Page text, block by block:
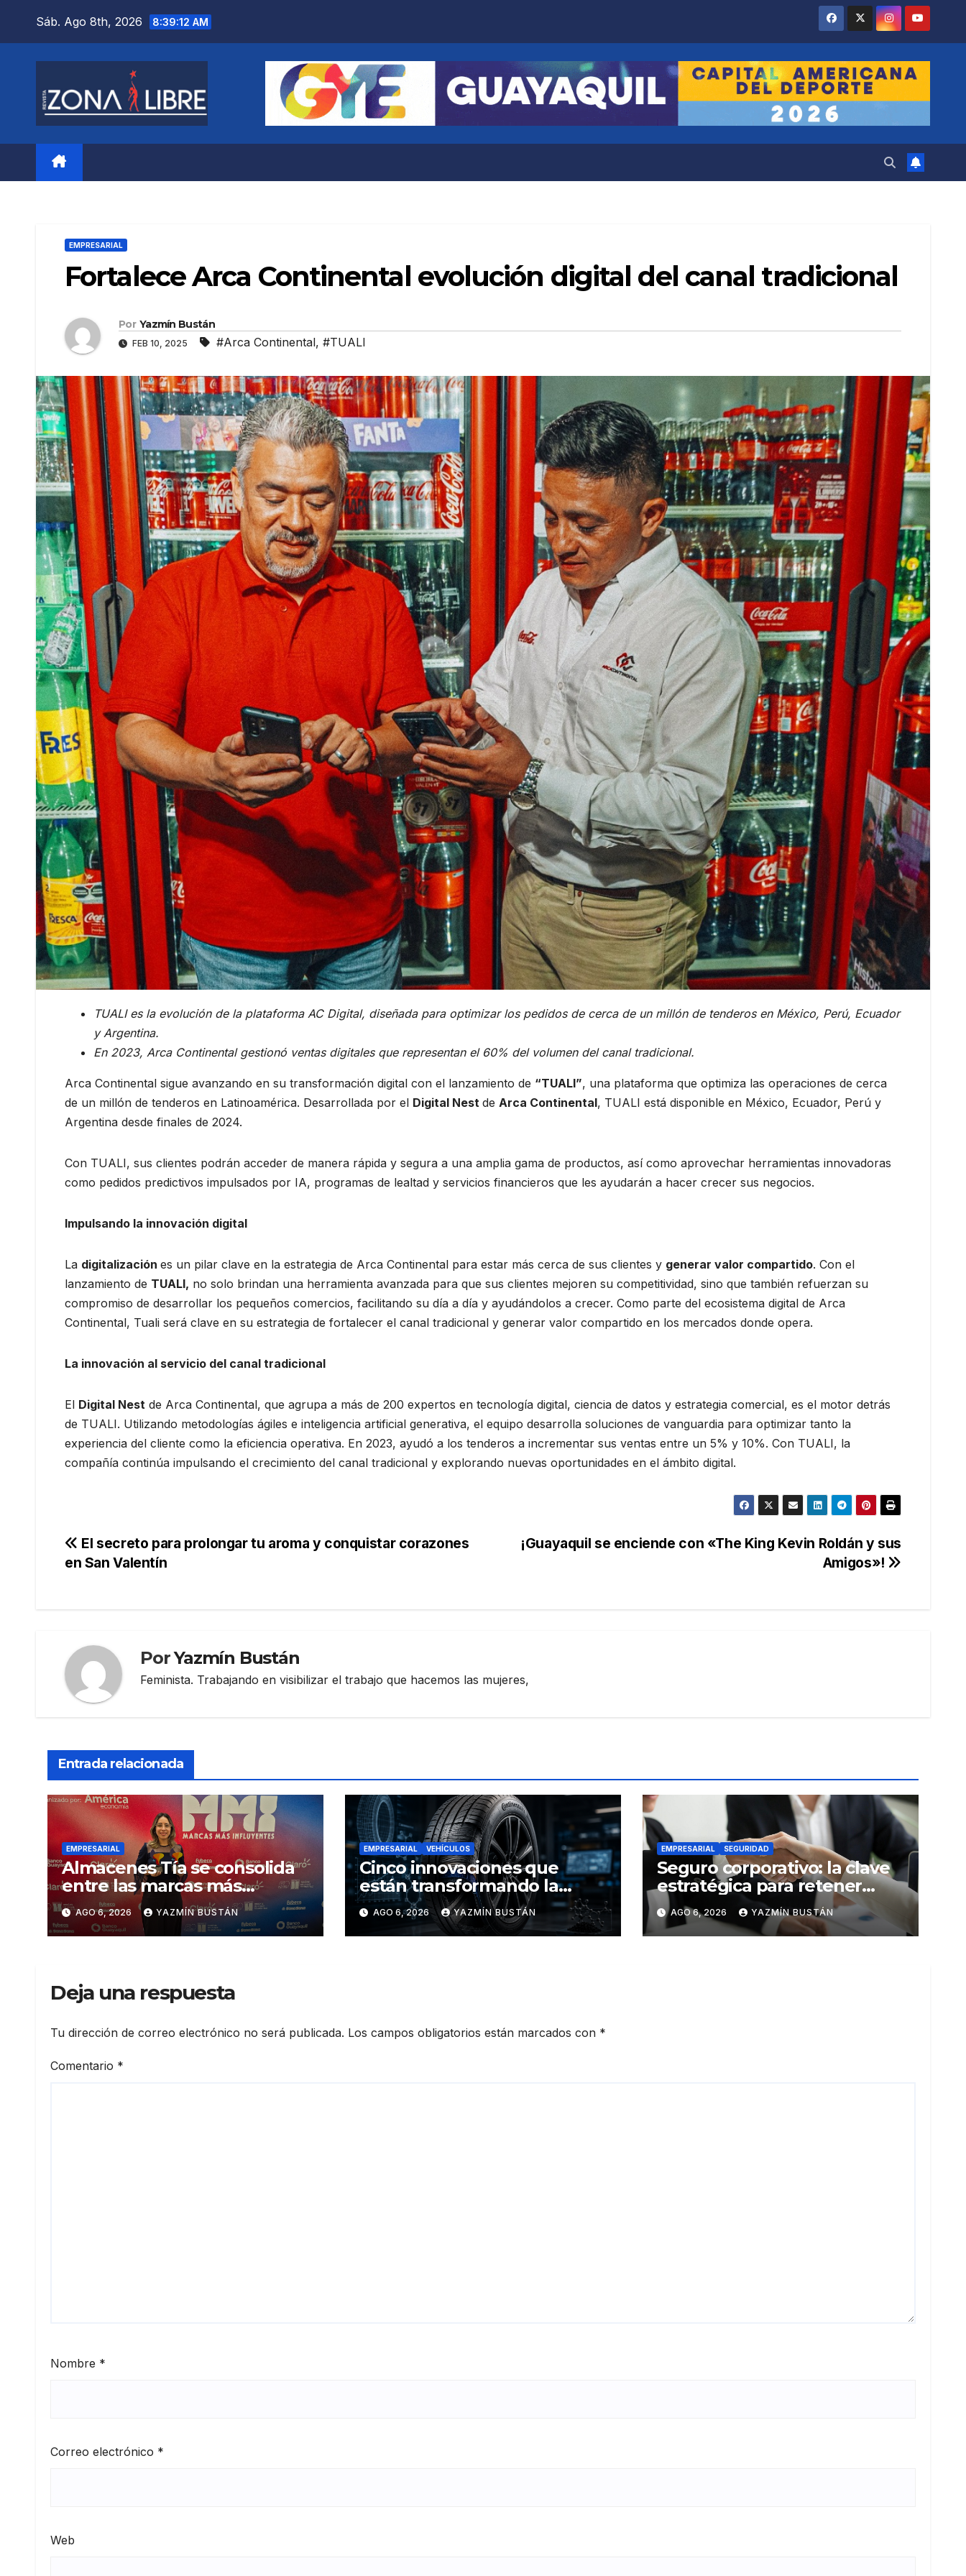
Sáb. Ago 8th, 2026 8:39:14 AM
EMPRESARIAL
Fortalece Arca Continental evolución digital del canal tradicional
Por Yazmín Bustán
FEB 10, 2025 #Arca Continental, #TUALI
TUALI es la evolución de la plataforma AC Digital, diseñada para optimizar los pedidos de cerca de un millón de tenderos en México, Perú, Ecuador
y Argentina.
En 2023, Arca Continental gestionó ventas digitales que representan el 60% del volumen del canal tradicional.
Arca Continental sigue avanzando en su transformación digital con el lanzamiento de “TUALI”, una plataforma que optimiza las operaciones de cerca
de un millón de tenderos en Latinoamérica. Desarrollada por el Digital Nest de Arca Continental, TUALI está disponible en México, Ecuador, Perú y
Argentina desde finales de 2024.
Con TUALI, sus clientes podrán acceder de manera rápida y segura a una amplia gama de productos, así como aprovechar herramientas innovadoras
como pedidos predictivos impulsados por IA, programas de lealtad y servicios financieros que les ayudarán a hacer crecer sus negocios.
Impulsando la innovación digital
La digitalización es un pilar clave en la estrategia de Arca Continental para estar más cerca de sus clientes y generar valor compartido. Con el
lanzamiento de TUALI, no solo brindan una herramienta avanzada para que sus clientes mejoren su competitividad, sino que también refuerzan su
compromiso de desarrollar los pequeños comercios, facilitando su día a día y ayudándolos a crecer. Como parte del ecosistema digital de Arca
Continental, Tuali será clave en su estrategia de fortalecer el canal tradicional y generar valor compartido en los mercados donde opera.
La innovación al servicio del canal tradicional
El Digital Nest de Arca Continental, que agrupa a más de 200 expertos en tecnología digital, ciencia de datos y estrategia comercial, es el motor detrás
de TUALI. Utilizando metodologías ágiles e inteligencia artificial generativa, el equipo desarrolla soluciones de vanguardia para optimizar tanto la
experiencia del cliente como la eficiencia operativa. En 2023, ayudó a los tenderos a incrementar sus ventas entre un 5% y 10%. Con TUALI, la
compañía continúa impulsando el crecimiento del canal tradicional y explorando nuevas oportunidades en el ámbito digital.
Navegación
¡Guayaquil se enciende con «The King Kevin Roldán y sus
Amigos»!
El secreto para prolongar tu aroma y conquistar corazones
en San Valentín
PorYazmín Bustán
Feminista. Trabajando en visibilizar el trabajo que hacemos las mujeres,
Entrada relacionada
EMPRESARIAL
Almacenes Tía se consolida
entre las marcas más
influyentes del Ecuador
AGO 6, 2026 YAZMÍN BUSTÁN
EMPRESARIAL VEHÍCULOS
Cinco innovaciones que
están transformando la
industria de los neumáticos y
redefinen el futuro de la
movilidad
AGO 6, 2026 YAZMÍN BUSTÁN
EMPRESARIAL SEGURIDAD
Seguro corporativo: la clave
estratégica para retener
talento en Ecuador
AGO 6, 2026 YAZMÍN BUSTÁN
Deja una respuesta
Tu dirección de correo electrónico no será publicada. Los campos obligatorios están marcados con *
Comentario *
Nombre *
Correo electrónico *
Web